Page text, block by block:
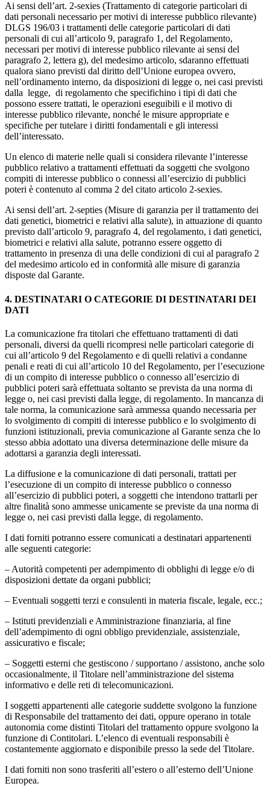
Ai sensi dell’art. 2-sexies (Trattamento di categorie particolari di
dati personali necessario per motivi di interesse pubblico rilevante)
DLGS 196/03 i trattamenti delle categorie particolari di dati
personali di cui all’articolo 9, paragrafo 1, del Regolamento,
necessari per motivi di interesse pubblico rilevante ai sensi del
paragrafo 2, lettera g), del medesimo articolo, sdaranno effettuati
qualora siano previsti dal diritto dell’Unione europea ovvero,
nell’ordinamento interno, da disposizioni di legge o, nei casi previsti
dalla legge, di regolamento che specifichino i tipi di dati che
possono essere trattati, le operazioni eseguibili e il motivo di
interesse pubblico rilevante, nonché le misure appropriate e
specifiche per tutelare i diritti fondamentali e gli interessi
dell’interessato.
Un elenco di materie nelle quali si considera rilevante l’interesse
pubblico relativo a trattamenti effettuati da soggetti che svolgono
compiti di interesse pubblico o connessi all’esercizio di pubblici
poteri è contenuto al comma 2 del citato articolo 2-sexies.
Ai sensi dell’art. 2-septies (Misure di garanzia per il trattamento dei
dati genetici, biometrici e relativi alla salute), in attuazione di quanto
previsto dall’articolo 9, paragrafo 4, del regolamento, i dati genetici,
biometrici e relativi alla salute, potranno essere oggetto di
trattamento in presenza di una delle condizioni di cui al paragrafo 2
del medesimo articolo ed in conformità alle misure di garanzia
disposte dal Garante.
4. DESTINATARI O CATEGORIE DI DESTINATARI DEI
DATI
La comunicazione fra titolari che effettuano trattamenti di dati
personali, diversi da quelli ricompresi nelle particolari categorie di
cui all’articolo 9 del Regolamento e di quelli relativi a condanne
penali e reati di cui all’articolo 10 del Regolamento, per l’esecuzione
di un compito di interesse pubblico o connesso all’esercizio di
pubblici poteri sarà effettuata soltanto se prevista da una norma di
legge o, nei casi previsti dalla legge, di regolamento. In mancanza di
tale norma, la comunicazione sarà ammessa quando necessaria per
lo svolgimento di compiti di interesse pubblico e lo svolgimento di
funzioni istituzionali, previa comunicazione al Garante senza che lo
stesso abbia adottato una diversa determinazione delle misure da
adottarsi a garanzia degli interessati.
La diffusione e la comunicazione di dati personali, trattati per
l’esecuzione di un compito di interesse pubblico o connesso
all’esercizio di pubblici poteri, a soggetti che intendono trattarli per
altre finalità sono ammesse unicamente se previste da una norma di
legge o, nei casi previsti dalla legge, di regolamento.
I dati forniti potranno essere comunicati a destinatari appartenenti
alle seguenti categorie:
– Autorità competenti per adempimento di obblighi di legge e/o di
disposizioni dettate da organi pubblici;
– Eventuali soggetti terzi e consulenti in materia fiscale, legale, ecc.;
– Istituti previdenziali e Amministrazione finanziaria, al fine
dell’adempimento di ogni obbligo previdenziale, assistenziale,
assicurativo e fiscale;
– Soggetti esterni che gestiscono / supportano / assistono, anche solo
occasionalmente, il Titolare nell’amministrazione del sistema
informativo e delle reti di telecomunicazioni.
I soggetti appartenenti alle categorie suddette svolgono la funzione
di Responsabile del trattamento dei dati, oppure operano in totale
autonomia come distinti Titolari del trattamento oppure svolgono la
funzione di Contitolari. L’elenco di eventuali responsabili è
costantemente aggiornato e disponibile presso la sede del Titolare.
I dati forniti non sono trasferiti all’estero o all’esterno dell’Unione
Europea.